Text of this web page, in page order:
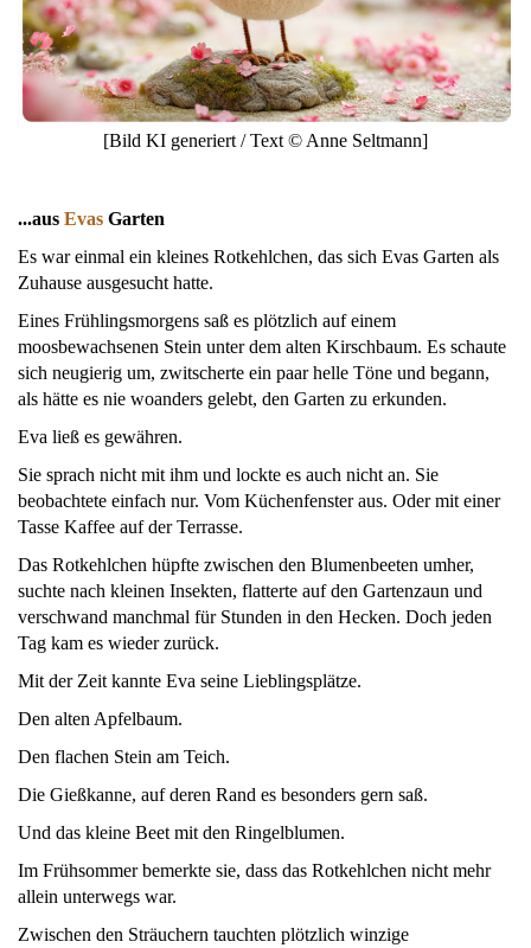
[Bild KI generiert / Text © Anne Seltmann]
...aus Evas Garten
Es war einmal ein kleines Rotkehlchen, das sich Evas Garten als
Zuhause ausgesucht hatte.
Eines Frühlingsmorgens saß es plötzlich auf einem
moosbewachsenen Stein unter dem alten Kirschbaum. Es schaute
sich neugierig um, zwitscherte ein paar helle Töne und begann,
als hätte es nie woanders gelebt, den Garten zu erkunden.
Eva ließ es gewähren.
Sie sprach nicht mit ihm und lockte es auch nicht an. Sie
beobachtete einfach nur. Vom Küchenfenster aus. Oder mit einer
Tasse Kaffee auf der Terrasse.
Das Rotkehlchen hüpfte zwischen den Blumenbeeten umher,
suchte nach kleinen Insekten, flatterte auf den Gartenzaun und
verschwand manchmal für Stunden in den Hecken. Doch jeden
Tag kam es wieder zurück.
Mit der Zeit kannte Eva seine Lieblingsplätze.
Den alten Apfelbaum.
Den flachen Stein am Teich.
Die Gießkanne, auf deren Rand es besonders gern saß.
Und das kleine Beet mit den Ringelblumen.
Im Frühsommer bemerkte sie, dass das Rotkehlchen nicht mehr
allein unterwegs war.
Zwischen den Sträuchern tauchten plötzlich winzige